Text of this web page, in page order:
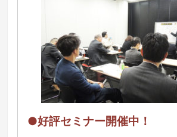
●好評セミナー開催中！